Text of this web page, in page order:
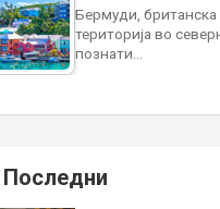
Бермуди, британска
територија во
познати…
Последни